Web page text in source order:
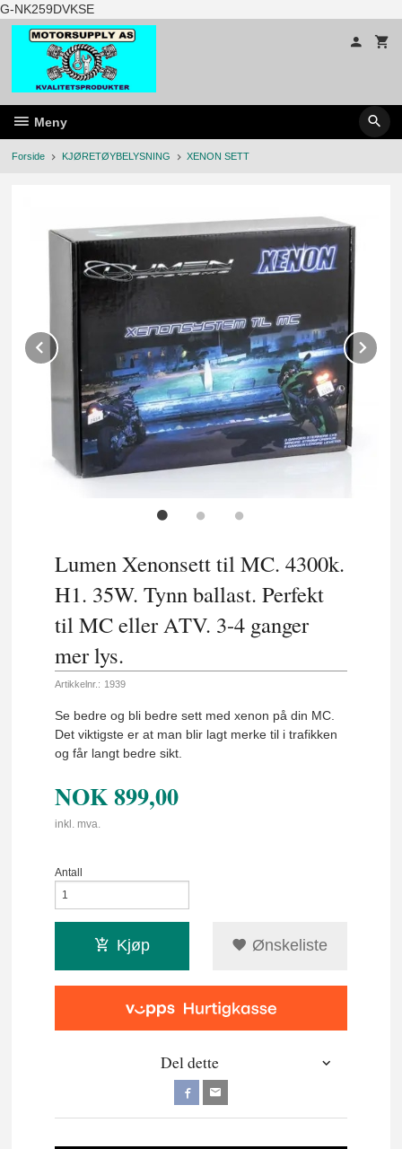
G-NK259DVKSEGå
til
innholdet
Meny
Forside KJØRETØYBELYSNING XENON SETT
Prev
Lumen Xenonsett til MC. 4300k.
H1. 35W. Tynn ballast. Perfekt
til MC eller ATV. 3-4 ganger
mer lys.
Artikkelnr.: 1939
Se bedre og bli bedre sett med xenon på din MC.
Det viktigste er at man blir lagt merke til i trafikken
og får langt bedre sikt.
NOK899,00
inkl. mva.
Antall
Kjøp Ønskeliste
Del dette